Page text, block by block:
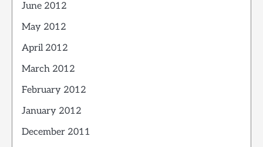
June 2012
May 2012
April 2012
March 2012
February 2012
January 2012
December 2011